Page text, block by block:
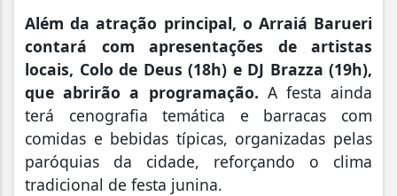
Além da atração principal, o Arraiá Barueri
contará com apresentações de artistas
locais, Colo de Deus (18h) e DJ Brazza (19h),
que abrirão a programação. A festa ainda
terá cenografia temática e barracas com
comidas e bebidas típicas, organizadas pelas
paróquias da cidade, reforçando o clima
tradicional de festa junina.